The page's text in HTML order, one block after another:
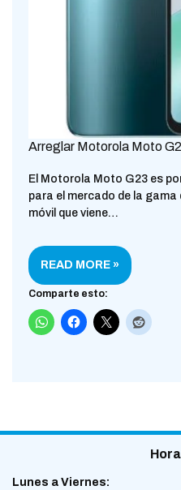
Arreglar Motorola Moto
El Motorola Moto G23 es
para el mercado de la
móvil que viene…
READ MORE »
Comparte esto:
Lunes a Viernes: